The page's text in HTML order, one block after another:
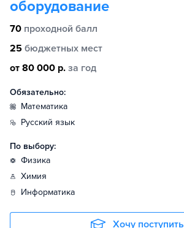
оборудование
70 проходной балл
25 бюджетных мест
от 80 000 р. за год
Обязательно:
математика
русский язык
По выбору:
физика
химия
информатика
Хочу поступить